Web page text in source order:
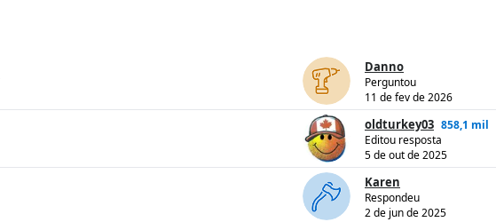
Danno
Perguntou
11 de fev de 2026
oldturkey03 858,1 mil
Editou resposta
5 de out de 2025
Karen
Respondeu
2 de jun de 2025